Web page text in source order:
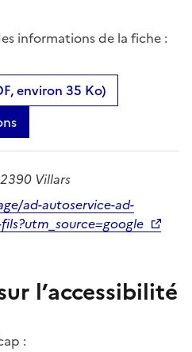
informations de la fiche :
environ 35 Ko)
Villars
ad-autoservice-ad-
l’accessibilité
: